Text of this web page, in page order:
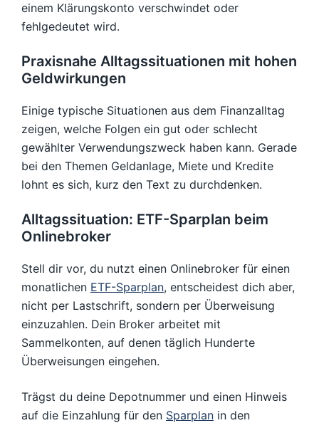
einem Klärungskonto verschwindet oder
fehlgedeutet wird.
Praxisnahe Alltagssituationen mit hohen
Geldwirkungen
Einige typische Situationen aus dem Finanzalltag
zeigen, welche Folgen ein gut oder schlecht
gewählter Verwendungszweck haben kann. Gerade
bei den Themen Geldanlage, Miete und Kredite
lohnt es sich, kurz den Text zu durchdenken.
Alltagssituation: ETF-Sparplan beim
Onlinebroker
Stell dir vor, du nutzt einen Onlinebroker für einen
monatlichen ETF-Sparplan, entscheidest dich aber,
nicht per Lastschrift, sondern per Überweisung
einzuzahlen. Dein Broker arbeitet mit
Sammelkonten, auf denen täglich Hunderte
Überweisungen eingehen.
Trägst du deine Depotnummer und einen Hinweis
auf die Einzahlung für den Sparplan in den